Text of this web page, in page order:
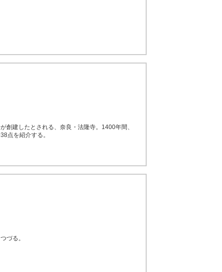
創建したとされる、奈良・法隆寺。1400年間、
点を紹介する。
づる。